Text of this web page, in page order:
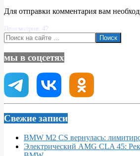
Для отправки комментария вам
Просмотров: 47
Поиск
мы в соцсетях
Свежие записи
BMW M2 CS вернулась:
Электрический AMG CLA 45: